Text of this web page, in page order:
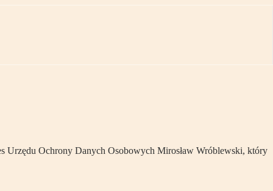
Urzędu Ochrony Danych Osobowych Mirosław Wróblewski, który